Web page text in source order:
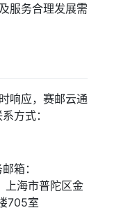
服务合理发展需
响应，赛邮云通
方式：
箱：
上海市普陀区金
705室